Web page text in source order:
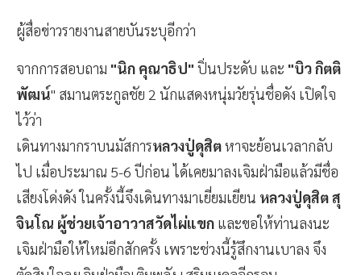
ผู้สื่อข่าวรายงานสายบันระบุอีกว่า
จากการสอบถาม "นิก คุณาธิป" ปิ่นประดับ และ "บิว กิตติ
พัฒน์" สมานตระกูลชัย 2 นักแสดงหนุ่มวัยรุ่นชื่อดัง เปิดใจ
ไว้ว่า
เดินทางมากราบนมัสการหลวงปู่ดุสิตหาจะย้อนเวลากลับ
ไป เมื่อประมาณ 5-6 ปีก่อน ได้เคยมาลงเจิมฝ่ามือแล้วมีชื่อ
เสียงโด่งดัง ในครั้งนี้จึงเดินทางมาเยี่ยมเยียน หลวงปู่ดุสิต สุ
จินโณ ผู้ช่วยเจ้าอาวาสวัดไผ่แขก และขอให้ท่านลงนะ
เจิมฝ่ามือให้ใหม่อีกสักครั้ง เพราะช่วงนี้รู้สึกงานเบาลง จึง